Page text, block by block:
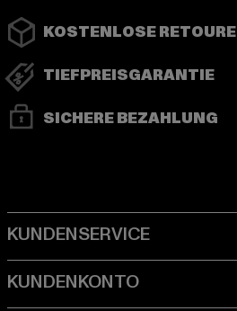
KOSTENLOSE RETOURE
TIEFPREISGARANTIE
SICHERE BEZAHLUNG